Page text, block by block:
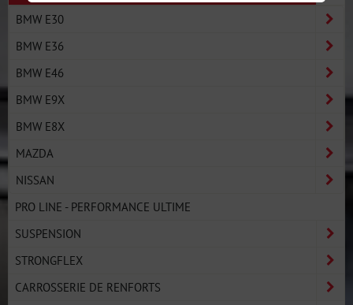
BMW E30
BMW E36
BMW E46
BMW E9X
BMW E8X
MAZDA
NISSAN
PRO LINE - PERFORMANCE ULTIME
SUSPENSION
STRONGFLEX
CARROSSERIE DE RENFORTS